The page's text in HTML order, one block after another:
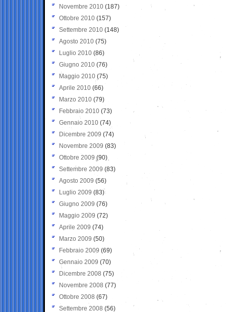
Novembre 2010 (187)
Ottobre 2010 (157)
Settembre 2010 (148)
Agosto 2010 (75)
Luglio 2010 (86)
Giugno 2010 (76)
Maggio 2010 (75)
Aprile 2010 (66)
Marzo 2010 (79)
Febbraio 2010 (73)
Gennaio 2010 (74)
Dicembre 2009 (74)
Novembre 2009 (83)
Ottobre 2009 (90)
Settembre 2009 (83)
Agosto 2009 (56)
Luglio 2009 (83)
Giugno 2009 (76)
Maggio 2009 (72)
Aprile 2009 (74)
Marzo 2009 (50)
Febbraio 2009 (69)
Gennaio 2009 (70)
Dicembre 2008 (75)
Novembre 2008 (77)
Ottobre 2008 (67)
Settembre 2008 (56)